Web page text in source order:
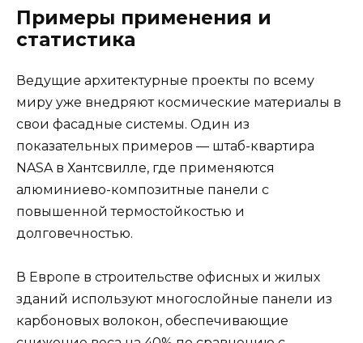
Примеры применения и
статистика
Ведущие архитектурные проекты по всему
миру уже внедряют космические материалы в
свои фасадные системы. Один из
показательных примеров — штаб-квартира
NASA в Хантсвилле, где применяются
алюминиево-композитные панели с
повышенной термостойкостью и
долговечностью.
В Европе в строительстве офисных и жилых
зданий используют многослойные панели из
карбоновых волокон, обеспечивающие